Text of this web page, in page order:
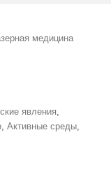
медицина
явления,
, Активные среды,